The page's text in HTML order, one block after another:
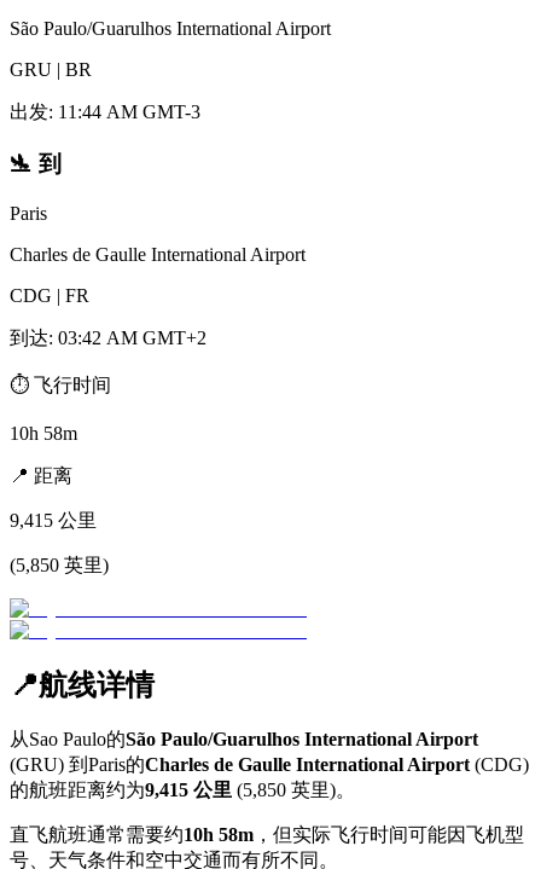
São Paulo/Guarulhos International Airport
GRU | BR
出发: 11:44 AM GMT-3
🛬 到
Paris
Charles de Gaulle International Airport
CDG | FR
到达: 03:42 AM GMT+2
⏱️ 飞行时间
10h 58m
📍 距离
9,415 公里
(5,850 英里)
📍航线详情
从Sao Paulo的São Paulo/Guarulhos International Airport
(GRU) 到 Paris的Charles de Gaulle International Airport(CDG)
的航班距离约为9,415 公里 (5,850 英里)。
直飞航班通常需要约10h 58m ，但实际飞行时间可能因飞机型
号、天气条件和空中交通而有所不同。